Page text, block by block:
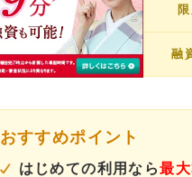
融
おすすめポイント
はじめての利用なら最